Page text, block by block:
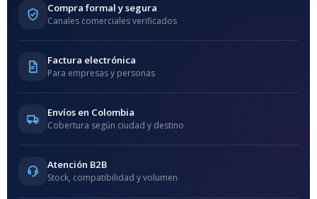
Compra formal y segura
Canales comerciales verificados
Factura electrónica
Para empresas y personas
Envíos en Colombia
Cobertura según ciudad y destino
Atención B2B
Stock, compatibilidad y volumen